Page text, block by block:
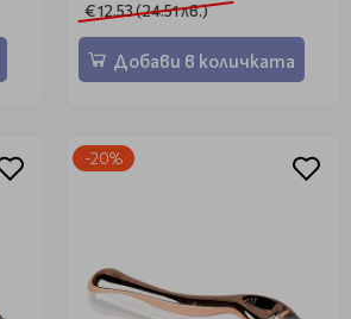
€ 12.53 (24.51 лв.)
Добави в количката
-20%